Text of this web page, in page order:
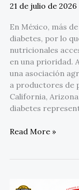
21 de julio de 2026
En México, más
diabetes, por lo
nutricionales
en una prioridad.
una asociación
a productores de
California,
diabetes
Read More »
Challenge